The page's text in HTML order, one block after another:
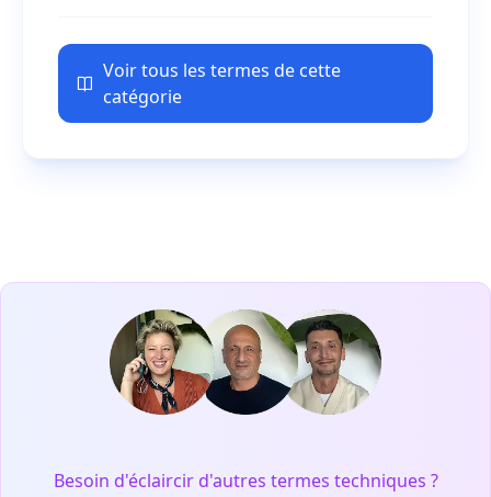
Voir tous les termes de cette
catégorie
Besoin d'éclaircir d'autres termes techniques ?